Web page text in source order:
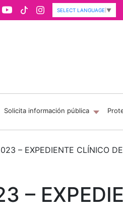
SELECT LANGUAGE ▼
Solicita información pública
– EXPEDIENTE CLÍNICO DE